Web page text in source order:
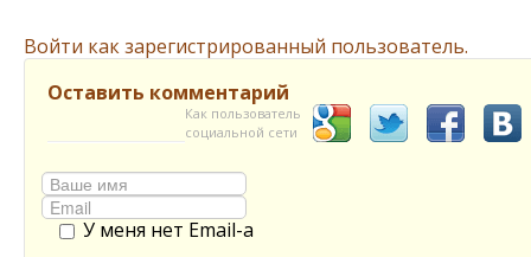
Войти как зарегистрированный пользователь.
Оставить комментарий
Как пользователь
социальной сети
У меня нет Email-а